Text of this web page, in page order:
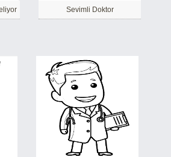
Sevimli Doktor